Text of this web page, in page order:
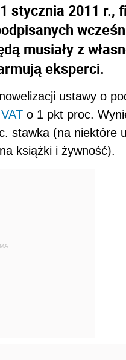
stycznia 2011 r.,
musiały z
eksperci.
nowelizacji ustawy o
VAT o 1 pkt proc.
stawka (na niektóre
książki i żywność).